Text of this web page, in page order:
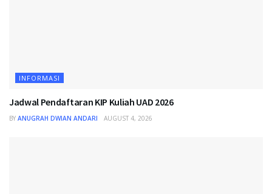
INFORMASI
Jadwal Pendaftaran KIP Kuliah UAD 2026
BY ANUGRAH DWIAN ANDARI AUGUST 4, 2026